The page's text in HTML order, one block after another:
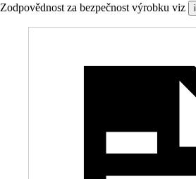
Zodpovědnost za bezpečnost výrobku viz